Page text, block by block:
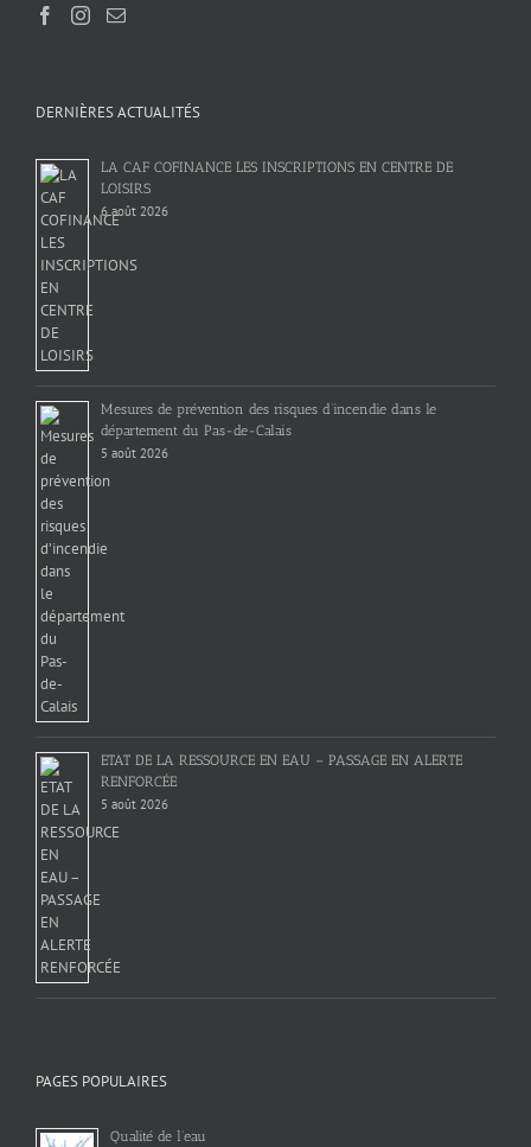
DERNIÈRES ACTUALITÉS
LA CAF COFINANCE LES INSCRIPTIONS EN CENTRE DE
LOISIRS
6 août 2026
Mesures de prévention des risques d’incendie dans le
département du Pas-de-Calais
5 août 2026
ETAT DE LA RESSOURCE EN EAU – PASSAGE EN ALERTE
RENFORCÉE
5 août 2026
PAGES POPULAIRES
Qualité de l’eau